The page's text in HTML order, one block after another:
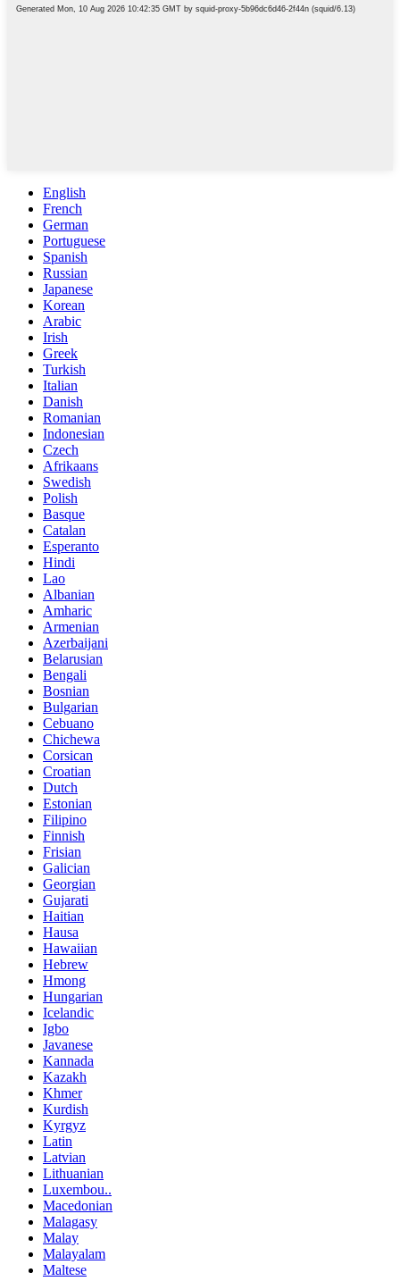
English
French
German
Portuguese
Spanish
Russian
Japanese
Korean
Arabic
Irish
Greek
Turkish
Italian
Danish
Romanian
Indonesian
Czech
Afrikaans
Swedish
Polish
Basque
Catalan
Esperanto
Hindi
Lao
Albanian
Amharic
Armenian
Azerbaijani
Belarusian
Bengali
Bosnian
Bulgarian
Cebuano
Chichewa
Corsican
Croatian
Dutch
Estonian
Filipino
Finnish
Frisian
Galician
Georgian
Gujarati
Haitian
Hausa
Hawaiian
Hebrew
Hmong
Hungarian
Icelandic
Igbo
Javanese
Kannada
Kazakh
Khmer
Kurdish
Kyrgyz
Latin
Latvian
Lithuanian
Luxembou..
Macedonian
Malagasy
Malay
Malayalam
Maltese